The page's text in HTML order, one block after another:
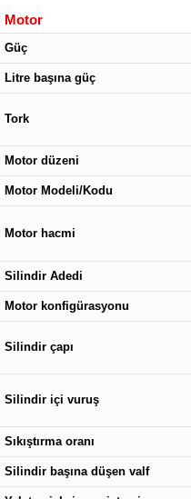
Motor
Güç
Litre başına güç
Tork
Motor düzeni
Motor Modeli/Kodu
Motor hacmi
Silindir Adedi
Motor konfigürasyonu
Silindir çapı
Silindir içi vuruş
Sıkıştırma oranı
Silindir başına düşen valf